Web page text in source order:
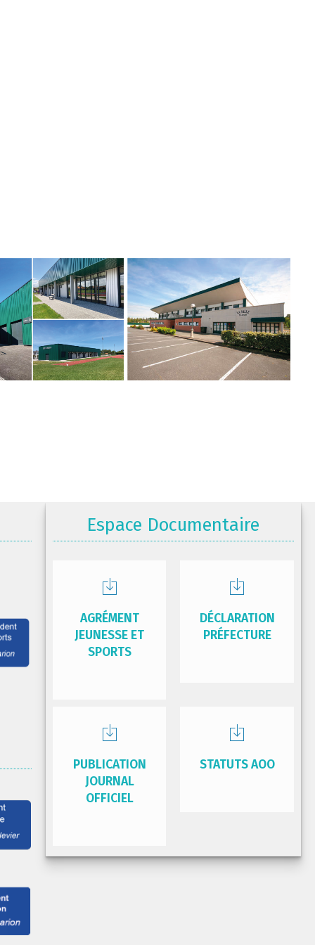
Espace Documentaire
AGRÉMENT
JEUNESSE ET
SPORTS
DÉCLARATION
PRÉFECTURE
PUBLICATION
JOURNAL
OFFICIEL
STATUTS AOO